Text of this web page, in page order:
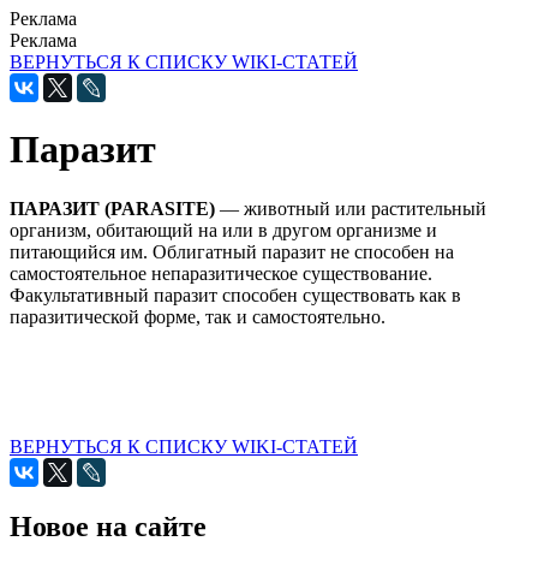
Реклама
Реклама
ВЕРНУТЬСЯ К СПИСКУ WIKI-СТАТЕЙ
Паразит
ПАРАЗИТ (PARASITE) — животный или растительный
организм, обитающий на или в другом организме и
питающийся им. Облигатный паразит не способен на
самостоятельное непаразитическое существование.
Факультативный паразит способен существовать как в
паразитической форме, так и самостоятельно.
ВЕРНУТЬСЯ К СПИСКУ WIKI-СТАТЕЙ
Новое на сайте